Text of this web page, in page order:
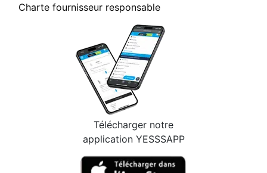
Charte fournisseur responsable
Télécharger notre
application YESSSAPP